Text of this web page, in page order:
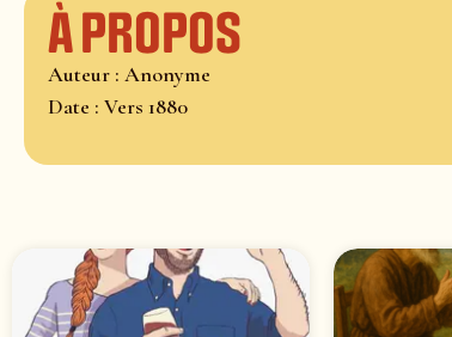
À propos
Auteur : Anonyme
Date : Vers 1880